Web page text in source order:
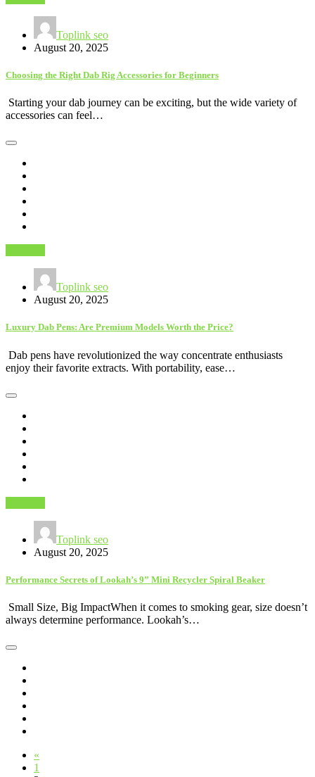
Toplink seo
August 20, 2025
Choosing the Right Dab Rig Accessories for Beginners
Starting your dab journey can be exciting, but the wide variety of
accessories can feel…
Toplink seo
August 20, 2025
Luxury Dab Pens: Are Premium Models Worth the Price?
Dab pens have revolutionized the way concentrate enthusiasts
enjoy their favorite extracts. With portability, ease…
Toplink seo
August 20, 2025
Performance Secrets of Lookah’s 9” Mini Recycler Spiral Beaker
Small Size, Big ImpactWhen it comes to smoking gear, size doesn’t
always determine performance. Lookah’s…
«
1